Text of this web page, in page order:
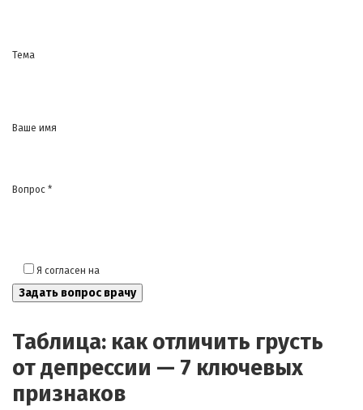
Тема
Ваше имя
Вопрос *
Я согласен на
Таблица: как отличить грусть
от депрессии — 7 ключевых
признаков